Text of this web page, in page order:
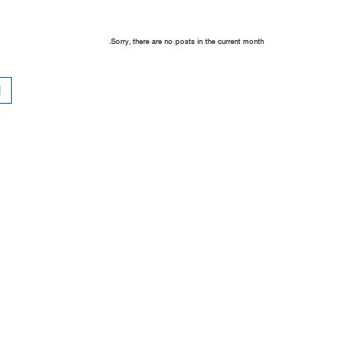
Sorry, there are no posts in the current month.